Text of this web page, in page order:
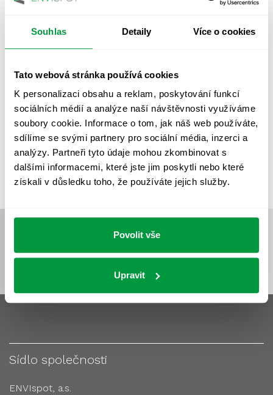
Souhlas Detaily Více o cookies
Tato webová stránka používá cookies
K personalizaci obsahu a reklam, poskytování funkcí
sociálních médií a analýze naší návštěvnosti využíváme
soubory cookie. Informace o tom, jak náš web používáte,
sdílíme se svými partnery pro sociální média, inzerci a
analýzy. Partneři tyto údaje mohou zkombinovat s
dalšími informacemi, které jste jim poskytli nebo které
získali v důsledku toho, že používáte jejich služby.
Povolit vše
Upravit
VÝPOČET OSVĚTLENÍ VÝPOČET ZASTÍNĚNÍ
VÝPOČTY A NÁVRHY
ZKOUŠKY NOUZOVÉHO OSVĚTLENÍ
Sídlo společnosti
ENVIspot, a.s.